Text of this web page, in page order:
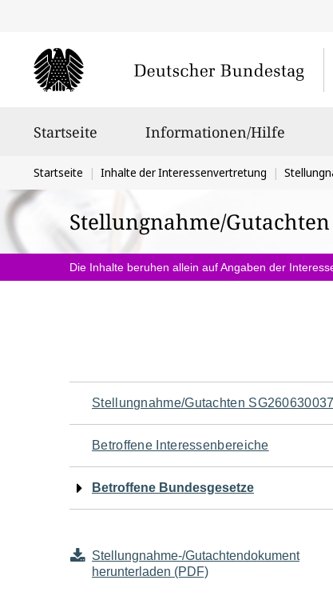
Startseite Informationen/Hilfe
Sie
befinden
sich
hier:
Startseite Inhalte der Interessenvertretung
Stellungnahme/Gutachten
Die Inhalte beruhen allein auf Angaben der
Navigation
für
den
Seiteninhalt
Stellungnahme/Gutachten
Betroffene Interessenbereiche
Betroffene Bundesgesetze
Stellungnahme-/Gutachtendokument
herunterladen (PDF)